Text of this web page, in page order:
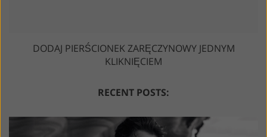
DODAJ PIERŚCIONEK ZARĘCZYNOWY JEDNYM
KLIKNIĘCIEM
RECENT POSTS: